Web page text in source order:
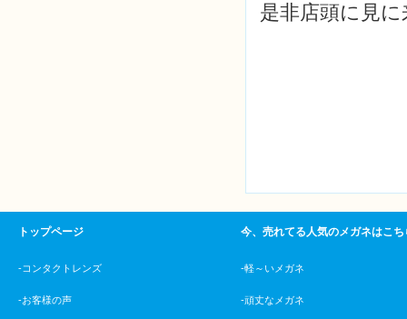
是非店頭に見
トップページ
-コンタクトレンズ
-お客様の声
今、売れてる人気のメガネはこち
-軽～いメガネ
-頑丈なメガネ